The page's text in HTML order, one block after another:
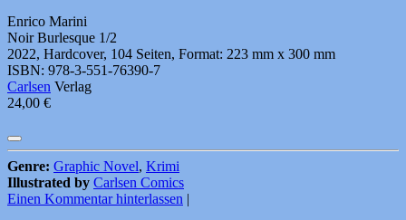
Enrico Marini
Noir Burlesque 1/2
2022, Hardcover, 104 Seiten, Format: 223 mm x 300 mm
ISBN: 978-3-551-76390-7
Carlsen Verlag
24,00 €
Genre: Graphic Novel, Krimi
Illustrated by Carlsen Comics
Einen Kommentar hinterlassen |